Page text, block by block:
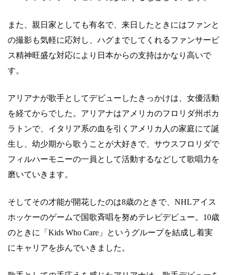
また、親日家としても有名で、来日したときにはファンと
の撮影も気軽に応対し、ハグまでしてくれるファンサービ
ス精神旺盛な対応により日本からの支持はかなり高いで
す。
アリアナが歌手としてデビューしたきっかけは、女優活動
を経てからでした。アリアナはアメリカのフロリダ州ボカ
ラトンで、イタリア系の血を引くアメリカ人の家庭にて誕
生し、幼少期から歌うことが大好きで、サウスフロリダで
フィルハーモニーの一員として活動するなどして歌唱力を
磨いていきます。
そしてその才能が開花したのは8歳のときで、NHLアイス
ホッケーのゲームで国歌斉唱を努めテレビデビュー。10歳
のときに「Kids Who Care」というグループを結成し着実
にキャリアを歩んでいきました。